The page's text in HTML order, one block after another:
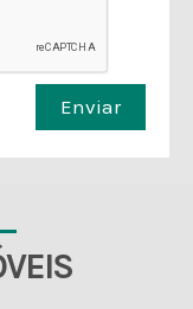
Enviar